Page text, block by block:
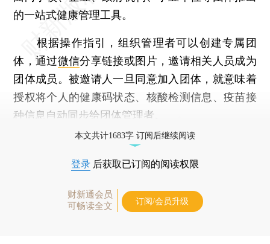
的一站式健康管理工具。
根据操作指引，组织管理者可以创建专属团
体，通过微信分享链接或图片，邀请相关人员成为
团体成员。被邀请人一旦同意加入团体，就意味着
授权将个人的健康码状态、核酸检测信息、疫苗接
种信息自动同步给团体管理者。
本文共计1683字 订阅后继续阅读
登录 后获取已订阅的阅读权限
财新通会员
可畅读全文
订阅/会员升级